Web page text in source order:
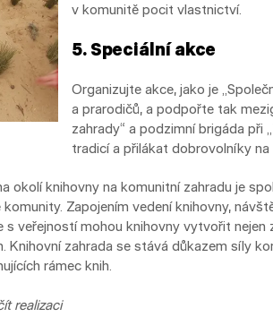
v komunitě pocit vlastnictví.
5. Speciální akce
Organizujte akce, jako je
a prarodičů, a podpořte tak
zahrady“ a podzimní brigáda při
tradicí a přilákat dobrovolníky na
okolí knihovny na komunitní zahradu je
Zapojením vedení knihovny,
veřejností mohou knihovny vytvořit nejen
Knihovní zahrada se stává důkazem síly
rámec knih.
realizaci